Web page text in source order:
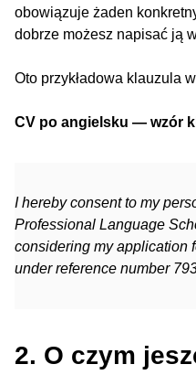
obowiązuje żaden
dobrze możesz napisać ją
Oto przykładowa klauzula
CV po angielsku — wzór
I hereby consent to my
Professional Language
considering my application
under reference number
2. O czym